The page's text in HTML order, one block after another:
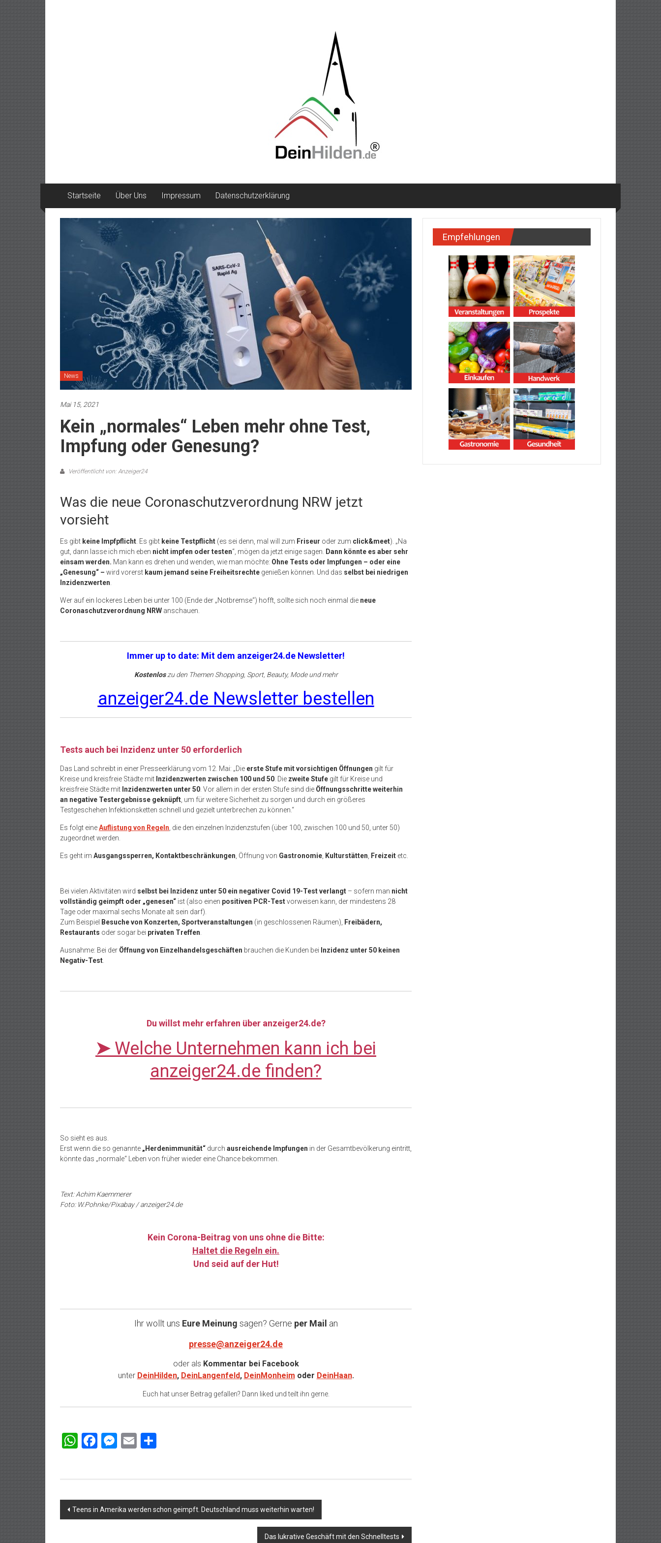
Startseite Über Uns Impressum Datenschutzerklärung
News
Mai 15, 2021
Kein „normales“ Leben mehr ohne Test,
Impfung oder Genesung?
Veröffentlicht von: Anzeiger24
Was die neue Coronaschutzverordnung NRW jetzt
vorsieht
Es gibt keine Impfpflicht . Es gibt keine Testpflicht (es sei denn, mal will zum Friseur oder zum click&meet). „Na
gut, dann lasse ich mich eben nicht impfen oder testen“, mögen da jetzt einige sagen.
Dann könnte es aber sehr
einsam werden. Man kann es drehen und wenden, wie man möchte: Ohne Tests oder Impfungen – oder eine
„Genesung“ – wird vorerst kaum jemand seine Freiheitsrechte genießen können. Und das selbst bei niedrigen
Inzidenzwerten
Wer auf ein lockeres Leben bei unter 100 (Ende der „Notbremse“) hofft, sollte sich noch einmal die neue
Coronaschutzverordnung NRW anschauen.
Immer up to date: Mit dem anzeiger24.de Newsletter!
Kostenloszu den Themen Shopping, Sport, Beauty, Mode und mehr
anzeiger24.de Newsletter bestellen
Tests auch bei Inzidenz unter 50 erforderlich
Das Land schreibt in einer Presseerklärung vom 12. Mai: „Die erste Stufe mit vorsichtigen Öffnungen gilt für
Kreise und kreisfreie Städte mit Inzidenzwerten zwischen 100 und 50 . Die zweite Stufe gilt für Kreise und
kreisfreie Städte mit Inzidenzwerten unter 50 . Vor allem in der ersten Stufe sind die Öffnungsschritte weiterhin
an negative Testergebnisse geknüpft , um für weitere Sicherheit zu sorgen und durch ein größeres
Testgeschehen Infektionsketten schnell und gezielt unterbrechen zu können.“
Es folgt eineAuflistung von Regeln , die den einzelnen Inzidenzstufen (über 100, zwischen 100 und 50, unter 50)
zugeordnet werden.
Es geht im Ausgangssperren, Kontaktbeschränkungen , Öffnung von Gastronomie Kulturstätten Freizeit etc.
Bei vielen Aktivitäten wird selbst bei Inzidenz unter 50 ein negativer Covid 19-Test verlangt – sofern man nicht
vollständig geimpft oder „genesen“ ist (also einen positiven PCR-Testvorweisen kann, der mindestens 28
Tage oder maximal sechs Monate alt sein darf).
Zum Beispiel Besuche von Konzerten, Sportveranstaltungen (in geschlossenen Räumen),
Freibädern,
Restaurants oder sogar bei privaten Treffen
Ausnahme: Bei der Öffnung von Einzelhandelsgeschäften brauchen die Kunden bei Inzidenz unter 50 keinen
Negativ-Test
Du willst mehr erfahren über anzeiger24.de?
➤ Welche Unternehmen kann ich bei
anzeiger24.de finden?
So sieht es aus.
Erst wenn die so genannte „Herdenimmunität“ durch ausreichende Impfungen in der Gesamtbevölkerung eintritt,
könnte das „normale“ Leben von früher wieder eine Chance bekommen.
Text: Achim Kaemmerer
Foto: W.Pohnke/Pixabay / anzeiger24.de
Kein Corona-Beitrag von uns ohne die Bitte:
Haltet die Regeln ein.
Und seid auf der Hut!
Ihr wollt uns Eure Meinung sagen? Gerne per Mail an
presse@anzeiger24.de
oder als Kommentar bei Facebook
unter DeinHilden, DeinLangenfeld, DeinMonheim oder DeinHaan.
Euch hat unser Beitrag gefallen? Dann liked und teilt ihn gerne.
WhatsApp
Facebook
Messenger
Email
Beitragsnavigation
Teens in Amerika werden schon geimpft. Deutschland muss weiterhin warten!
Das lukrative Geschäft mit den Schnelltests
Empfehlungen